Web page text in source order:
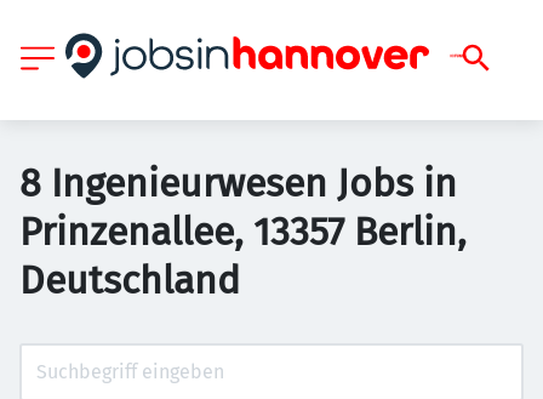
8 Ingenieurwesen Jobs in
Prinzenallee, 13357 Berlin,
Deutschland